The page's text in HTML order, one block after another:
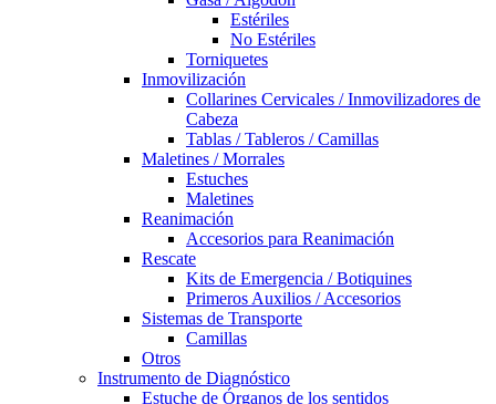
Estériles
No Estériles
Torniquetes
Inmovilización
Collarines Cervicales / Inmovilizadores de
Cabeza
Tablas / Tableros / Camillas
Maletines / Morrales
Estuches
Maletines
Reanimación
Accesorios para Reanimación
Rescate
Kits de Emergencia / Botiquines
Primeros Auxilios / Accesorios
Sistemas de Transporte
Camillas
Otros
Instrumento de Diagnóstico
Estuche de Órganos de los sentidos